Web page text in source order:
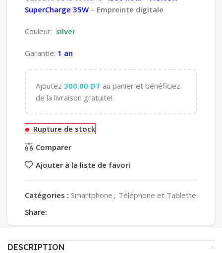
SuperCharge 35W – Empreinte digitale
Couleur: silver
Garantie: 1 an
Ajoutez 300.00 DT au panier et bénéficiez
de la livraison gratuite!
Rupture de stock
Comparer
Ajouter à la liste de favori
Catégories : Smartphone , Téléphone et Tablette
Share:
DESCRIPTION